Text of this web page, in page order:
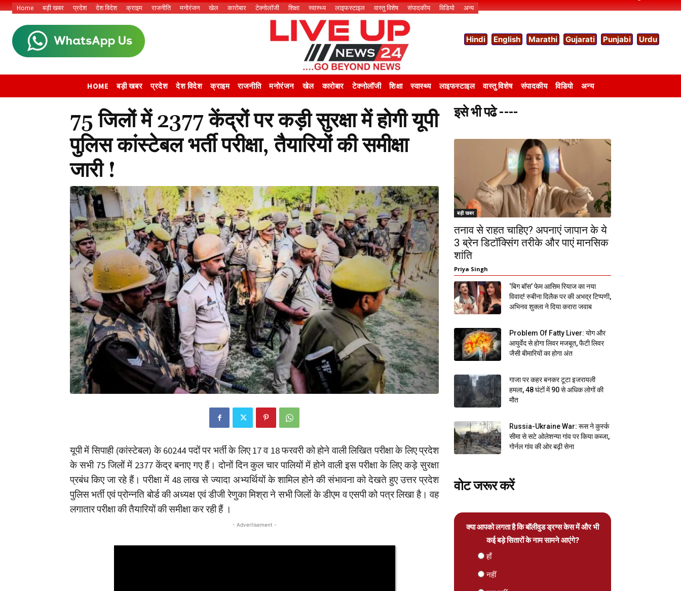
Home बड़ी खबर प्रदेश देश विदेश क्राइम राजनीति मनोरंजन खेल कारोबार टेक्नोलॉजी शिक्षा स्वास्थ्य लाइफस्टाइल वास्तु विशेष संपादकीय विडियो अन्य
Hindi English Marathi Gujarati Punjabi Urdu
HOME बड़ी खबर प्रदेश देश विदेश क्राइम राजनीति मनोरंजन खेल कारोबार टेक्नोलॉजी शिक्षा स्वास्थ्य लाइफस्टाइल वास्तु विशेष संपादकीय विडियो अन्य
75 जिलों में 2377 केंद्रों पर कड़ी सुरक्षा में होगी यूपी
पुलिस कांस्टेबल भर्ती परीक्षा, तैयारियों की समीक्षा
जारी !
यूपी में सिपाही (कांस्टेबल) के 60244 पदों पर भर्ती के लिए 17 व 18 फरवरी को होने वाली लिखित परीक्षा के लिए प्रदेश
के सभी 75 जिलों में 2377 केंद्र बनाए गए हैं। दोनों दिन कुल चार पालियों में होने वाली इस परीक्षा के लिए कड़े सुरक्षा
प्रबंध किए जा रहे हैं। परीक्षा में 48 लाख से ज्यादा अभ्यर्थियों के शामिल होने की संभावना को देखते हुए उत्तर प्रदेश
पुलिस भर्ती एवं प्रोन्नति बोर्ड की अध्यक्ष एवं डीजी रेणुका मिश्रा ने सभी जिलों के डीएम व एसपी को पत्र लिखा है। वह
लगातार परीक्षा की तैयारियों की समीक्षा कर रही हैं ।
- Advertisement -
इसे भी पढे ----
बड़ी खबर
तनाव से राहत चाहिए? अपनाएं जापान के ये
3 ब्रेन डिटॉक्सिंग तरीके और पाएं मानसिक
शांति
Priya Singh
‘बिग बॉस’ फेम आसिम रियाज का नया
विवाद! रुबीना दिलैक पर की अभद्र टिप्पणी,
अभिनव शुक्ला ने दिया करारा जवाब
Problem Of Fatty Liver: योग और
आयुर्वेद से होगा लिवर मजबूत, फैटी लिवर
जैसी बीमारियों का होगा अंत
गाजा पर कहर बनकर टूटा इजरायली
हमला, 48 घंटों में 90 से अधिक लोगों की
मौत
Russia-Ukraine War: रूस ने कुर्स्क
सीमा से सटे ओलेशन्या गांव पर किया कब्जा,
गोर्नल गांव की ओर बढ़ी सेना
वोट जरूर करें
क्या आपको लगता है कि बॉलीवुड ड्रग्स केस में और भी
कई बड़े सितारों के नाम सामने आएंगे?
हाँ
नहीं